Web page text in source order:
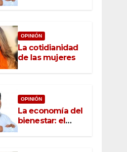
OPINIÓN
La cotidianidad
de las mujeres
OPINIÓN
La economía del
bienestar: el
nuevo rostro del